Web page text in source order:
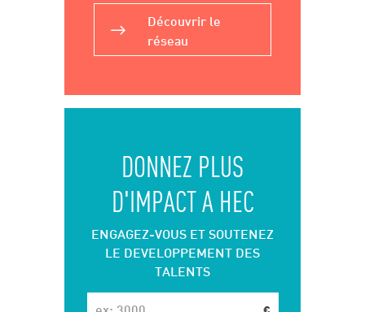
Découvrir le
réseau
DONNEZ PLUS
D'IMPACT A HEC
ENGAGEZ-VOUS ET SOUTENEZ
LE DEVELOPPEMENT DES
TALENTS